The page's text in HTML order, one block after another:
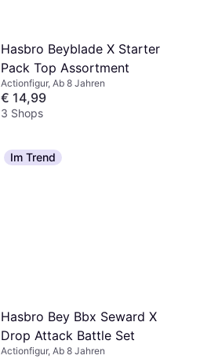
Hasbro Beyblade X Starter
Pack Top Assortment
Actionfigur, Ab 8 Jahren
€ 14,99
3 Shops
Im Trend
Hasbro Bey Bbx Seward X
Drop Attack Battle Set
Actionfigur, Ab 8 Jahren